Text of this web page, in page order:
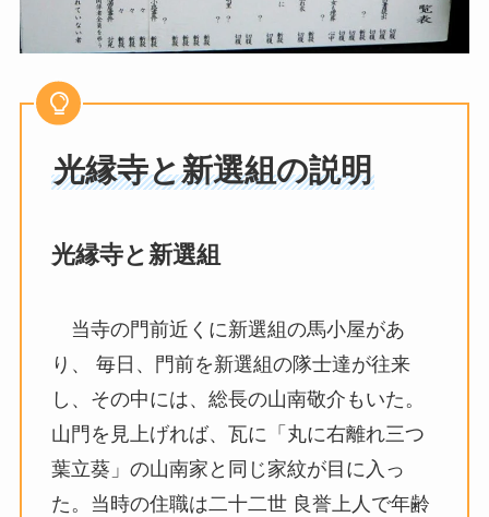
光縁寺と新選組の説明
光縁寺と新選組
当寺の門前近くに新選組の馬小屋があ
り、 毎日、門前を新選組の隊士達が往来
し、その中には、総長の山南敬介もいた。
山門を見上げれば、瓦に「丸に右離れ三つ
葉立葵」の山南家と同じ家紋が目に入っ
た。当時の住職は二十二世 良誉上人で年齢